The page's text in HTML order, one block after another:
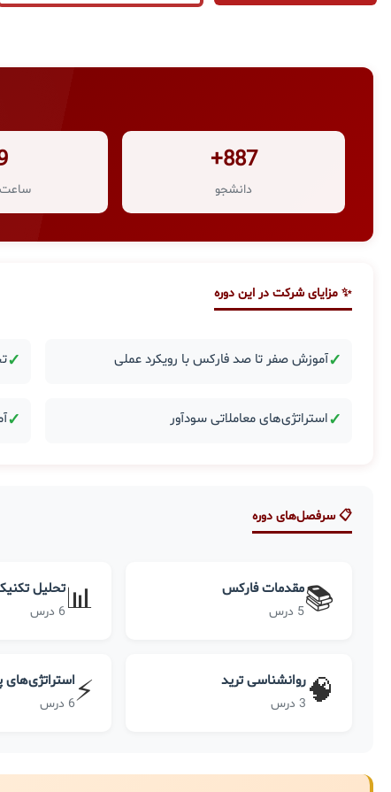
887+
دانشجو
✨ مزایای شرکت در این دوره
✓آموزش صفر تا صد فارکس با رویکرد عملی ✓
✓استراتژی‌های معاملاتی سودآور ✓
📋 سرفصل‌های دوره
📚مقدمات فارکس
5 درس 📊تحلیل
6 درس
🧠روانشناسی ترید
3 درس ⚡استراتژی‌های
6 درس